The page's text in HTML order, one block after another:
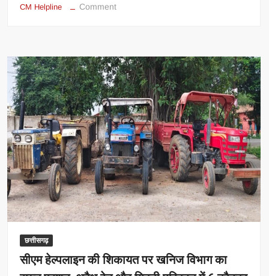
CM Helpline Commenton
साय
की
पहल:
दिव्यांगजनों
के
लिए
भरोसे
का
माध्यम
बनी
सीएम
हेल्पलाइन
छत्तीसगढ़
सीएम हेल्पलाइन की शिकायत पर खनिज विभाग का